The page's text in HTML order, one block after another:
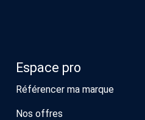
Espace pro
Référencer ma marque
Nos offres